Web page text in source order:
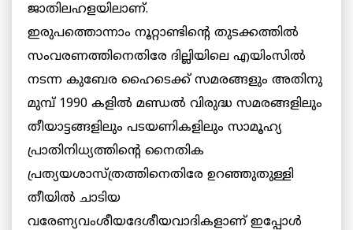
ജാതിലഹളയിലാണ്.
ഇരുപത്തൊന്നാം നൂറ്റാണ്ടിന്റെ തുടക്കത്തില്‍
സംവരണത്തിനെതിരേ ദില്ലിയിലെ എയിംസില്‍
നടന്ന കുബേര ഹൈടെക്ക് സമരങ്ങളും അതിനു
മുമ്പ് 1990 കളില്‍ മണ്ഡല്‍ വിരുദ്ധ സമരങ്ങളിലും
തീയാട്ടങ്ങളിലും പടയണികളിലും സാമൂഹ്യ
പ്രാതിനിധ്യത്തിന്റെ നൈതിക
പ്രത്യയശാസ്ത്രത്തിനെതിരേ ഉറഞ്ഞുതുള്ളി
തീയില്‍ ചാടിയ
വരേണ്യവംശീയദേശീയവാദികളാണ് ഇപ്പോള്‍